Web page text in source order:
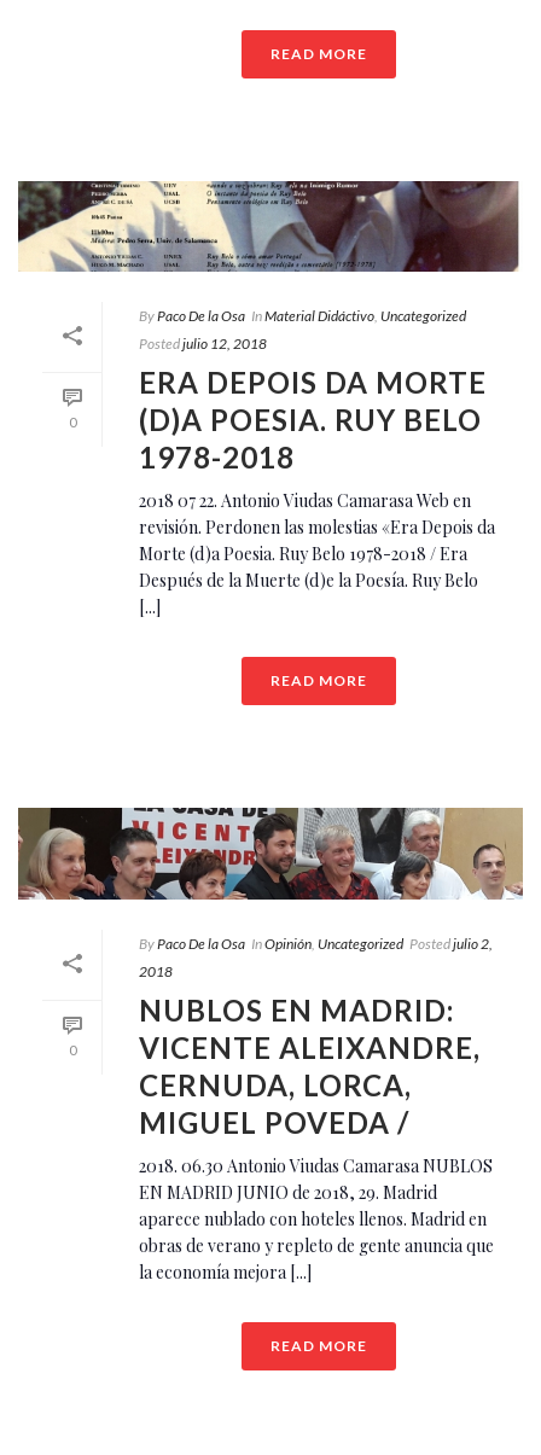
READ MORE
0
ByPaco De la Osa InMaterial Didáctivo, Uncategorized
Postedjulio 12, 2018
ERA DEPOIS DA MORTE
(D)A POESIA. RUY BELO
1978-2018
2018 07 22. Antonio Viudas Camarasa Web en
revisión. Perdonen las molestias «Era Depois da
Morte (d)a Poesia. Ruy Belo 1978-2018 / Era
Después de la Muerte (d)e la Poesía. Ruy Belo
[...]
READ MORE
0
ByPaco De la Osa InOpinión Uncategorized Postedjulio 2,
2018
NUBLOS EN MADRID:
VICENTE ALEIXANDRE,
CERNUDA, LORCA,
MIGUEL POVEDA /
2018. 06.30 Antonio Viudas Camarasa NUBLOS
EN MADRID JUNIO de 2018, 29. Madrid
aparece nublado con hoteles llenos. Madrid en
obras de verano y repleto de gente anuncia que
la economía mejora [...]
READ MORE